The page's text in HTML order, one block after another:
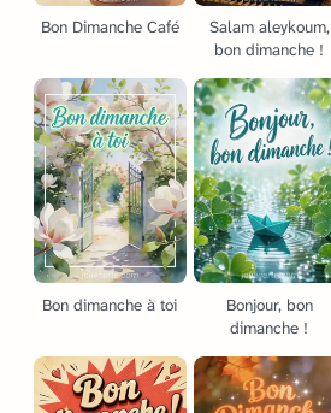
Bon Dimanche Café
Salam aleykoum,
bon dimanche !
Bon dimanche à toi
Bonjour, bon
dimanche !